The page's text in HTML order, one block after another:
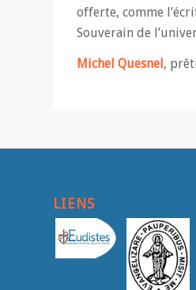
offerte, comme
Souverain de
Michel Quesnel ,
LIENS